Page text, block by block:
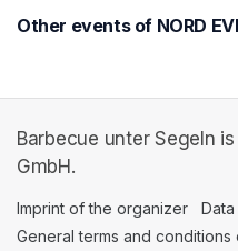
Other events of NORD
Barbecue unter Segeln
GmbH.
Imprint of the organizer
General terms and